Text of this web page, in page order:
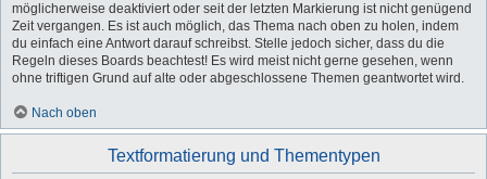
möglicherweise deaktiviert oder seit der letzten Markierung ist nicht genügend
Zeit vergangen. Es ist auch möglich, das Thema nach oben zu holen, indem
du einfach eine Antwort darauf schreibst. Stelle jedoch sicher, dass du die
Regeln dieses Boards beachtest! Es wird meist nicht gerne gesehen, wenn
ohne triftigen Grund auf alte oder abgeschlossene Themen geantwortet wird.
Nach oben
Textformatierung und Thementypen